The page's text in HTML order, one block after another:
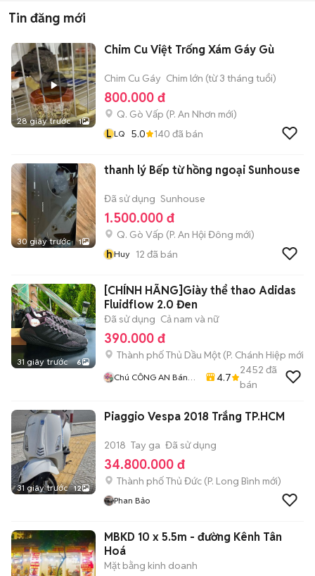
Tin đăng mới
28 giây trước 1
Chim Cu Việt Trống Xám Gáy Gù
Chim Cu Gáy Chim lớn (từ 3 tháng tuổi)
800.000 đ
Q. Gò Vấp (P. An Nhơn mới)
L LQ 5.0 140 đã bán
30 giây trước 1
thanh lý Bếp từ hồng ngoại Sunhouse
Đã sử dụng Sunhouse
1.500.000 đ
Q. Gò Vấp (P. An Hội Đông mới)
hHuy 12 đã bán
31 giây trước 6
[CHÍNH HÃNG]Giày thể thao Adidas
Fluidflow 2.0 Đen
Đã sử dụng Cả nam và nữ
390.000 đ
Thành phố Thủ Dầu Một (P. Chánh Hiệp mới)
Chú CÔNG AN Bán
4.7
2452 đã
bán
31 giây trước 12
Piaggio Vespa 2018 Trắng TP.HCM
2018 Tay ga Đã sử dụng
34.800.000 đ
Thành phố Thủ Đức (P. Long Bình mới)
Phan Bảo
MBKD 10 x 5.5m - đường Kênh Tân
Hoá
Mặt bằng kinh doanh